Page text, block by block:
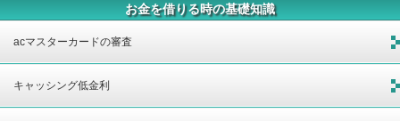
お金を借りる時の基礎知識
acマスターカードの審査
キャッシング低金利